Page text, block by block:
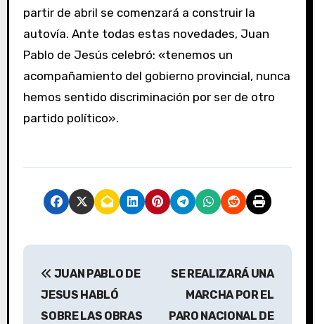
partir de abril se comenzará a construir la
autovía. Ante todas estas novedades, Juan
Pablo de Jesús celebró: «tenemos un
acompañamiento del gobierno provincial, nunca
hemos sentido discriminación por ser de otro
partido político».
N
JUAN PABLO DE
JESUS HABLÓ
SOBRE LAS OBRAS
SE REALIZARÁ UNA
MARCHA POR EL
PARO NACIONAL DE